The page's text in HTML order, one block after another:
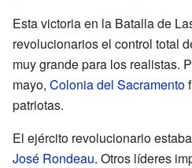
Esta victoria en la Batalla de
revolucionarios el control total
muy grande para los realistas.
mayo, Colonia del Sacramento
patriotas.
El ejército revolucionario
José Rondeau. Otros líderes